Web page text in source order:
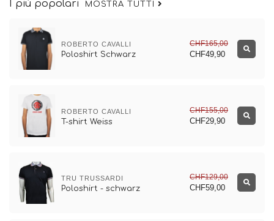
I più popolari MOSTRA TUTTI
ROBERTO CAVALLI
Poloshirt Schwarz
CHF165,00
CHF49,90
ROBERTO CAVALLI
T-shirt Weiss
CHF155,00
CHF29,90
TRU TRUSSARDI
Poloshirt - schwarz
CHF129,00
CHF59,00